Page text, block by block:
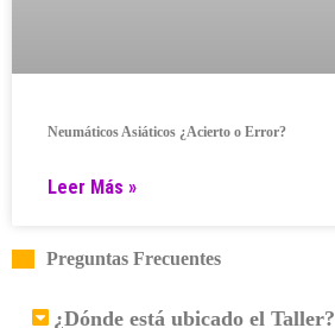
Neumáticos Asiáticos ¿Acierto o Error?
Leer Más »
Preguntas Frecuentes
¿Dónde está ubicado el Taller?